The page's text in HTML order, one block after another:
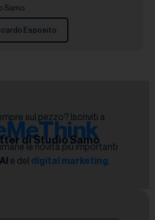
Samo.
Esposito
sul pezzo? Iscriviti a
di Studio Samo
le novità più importanti
AI e del digital marketing.